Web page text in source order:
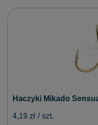
Haczyki Mikado
4,19 zł / szt.